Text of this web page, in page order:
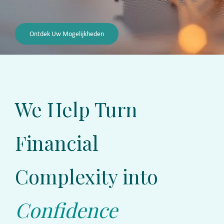
Ontdek Uw Mogelijkheden
We Help Turn
Financial
Complexity into
Confidence